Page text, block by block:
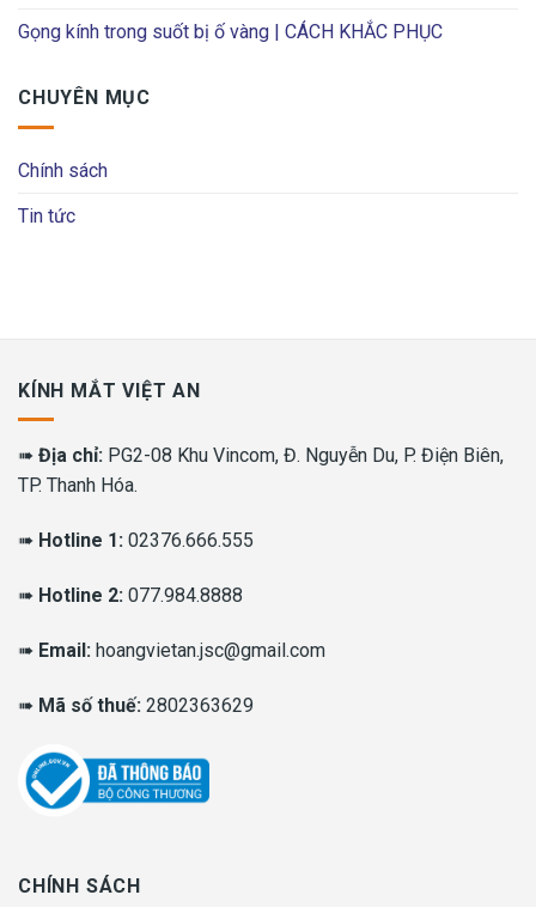
Gọng kính trong suốt bị ố vàng | CÁCH KHẮC PHỤC
CHUYÊN MỤC
Chính sách
Tin tức
KÍNH MẮT VIỆT AN
➠ Địa chỉ: PG2-08 Khu Vincom, Đ. Nguyễn Du, P. Điện Biên,
TP. Thanh Hóa.
➠ Hotline 1: 02376.666.555
➠ Hotline 2: 077.984.8888
➠ Email: hoangvietan.jsc@gmail.com
➠ Mã số thuế: 2802363629
CHÍNH SÁCH